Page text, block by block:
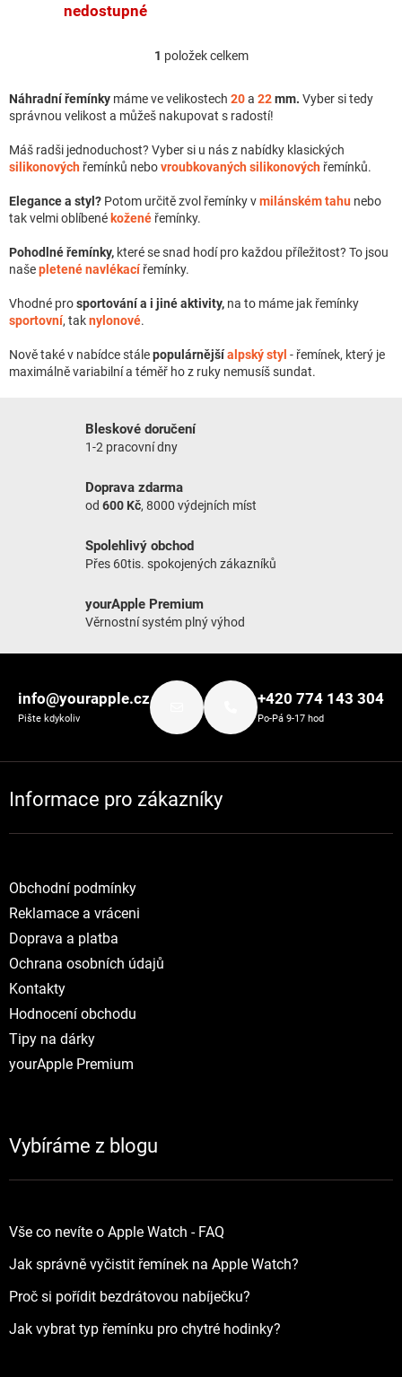
nedostupné
Ovládací prvky výpisu
1 položek celkem
Náhradní řemínky máme ve velikostech 20a 22mm. Vyber si tedy
správnou velikost a můžeš nakupovat s radostí!
Máš radši jednoduchost? Vyber si u nás z nabídky klasických
silikonových řemínků nebovroubkovaných silikonových řemínků.
Elegance a styl? Potom určitě zvol řemínky vmilánském tahu nebo
tak velmi oblíbené kožené řemínky.
Pohodlné řemínky, které se snad hodí pro každou příležitost? To jsou
našepletené navlékacířemínky.
Vhodné prosportování a i jiné aktivity, na to máme jak řemínky
sportovní, taknylonové.
Nově také v nabídce stálepopulárnějšíalpský styl - řemínek, který je
maximálně variabilní a téměř ho z ruky nemusíš sundat.
Bleskové doručení
1-2 pracovní dny
Doprava zdarma
od 600 Kč, 8000 výdejních míst
Spolehlivý obchod
Přes 60tis. spokojených zákazníků
yourApple Premium
Věrnostní systém plný výhod
info@yourapple.cz
Pište kdykoliv
+420 774 143 304
Po-Pá 9-17 hod
Informace pro zákazníky
Obchodní podmínky
Reklamace a vráceni
Doprava a platba
Ochrana osobních údajů
Kontakty
Hodnocení obchodu
Tipy na dárky
yourApple Premium
Vybíráme z blogu
Vše co nevíte o Apple Watch - FAQ
Jak správně vyčistit řemínek na Apple Watch?
Proč si pořídit bezdrátovou nabíječku?
Jak vybrat typ řemínku pro chytré hodinky?